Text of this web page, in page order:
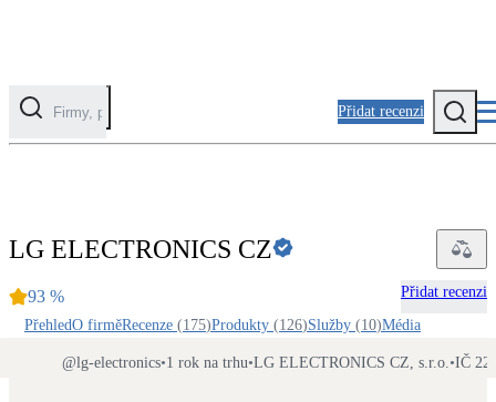
Přidat recenzi
Solární ohřev vody
Tepelná čerpadla
LG ELECTRONICS CZ
93 %
Přidat recenzi
PřehledO firměRecenze (175)Produkty (126)Služby (10)Média
@lg-electronics•1 rok na trhu•LG ELECTRONICS CZ, s.r.o.•IČ